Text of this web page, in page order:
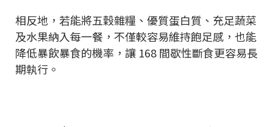
相反地，若能將五穀雜糧、優質蛋白質、充足蔬菜
及水果納入每一餐，不僅較容易維持飽足感，也能
降低暴飲暴食的機率，讓 168 間歇性斷食更容易長
期執行。